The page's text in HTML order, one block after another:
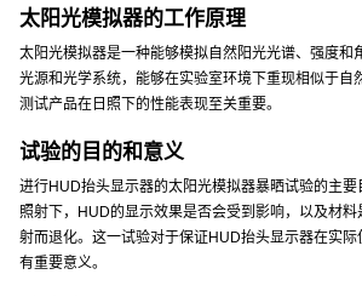
太阳光模拟器的工作原理
太阳光模拟器是一种能够模拟自然阳光光谱、强度和
光源和光学系统，能够在实验室环境下重现相似于自
测试产品在日照下的性能表现至关重要。
试验的目的和意义
进行HUD抬头显示器的太阳光模拟器暴晒试验的主
照射下，HUD的显示效果是否会受到影响，以及材
射而退化。这一试验对于保证HUD抬头显示器在实
有重要意义。